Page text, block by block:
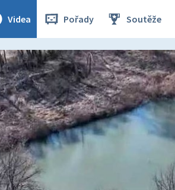
Videa Pořady Soutěže